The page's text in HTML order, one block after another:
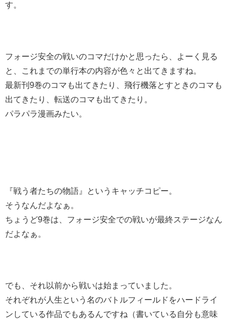
す。
フォージ安全の戦いのコマだけかと思ったら、よーく見る
と、これまでの単行本の内容が色々と出てきますね。
最新刊9巻のコマも出てきたり、飛行機落とすときのコマも
出てきたり、転送のコマも出てきたり。
パラパラ漫画みたい。
『戦う者たちの物語』というキャッチコピー。
そうなんだよなぁ。
ちょうど9巻は、フォージ安全での戦いが最終ステージなん
だよなぁ。
でも、それ以前から戦いは始まっていました。
それぞれが人生という名のバトルフィールドをハードライ
ンしている作品でもあるんですね（書いている自分も意味